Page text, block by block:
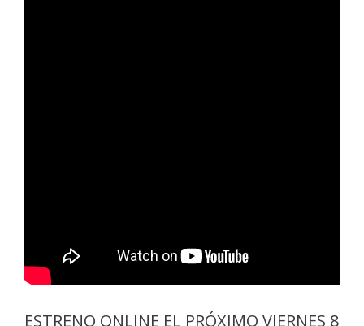
ESTRENO ONLINE EL PRÓXIMO VIERNES 8